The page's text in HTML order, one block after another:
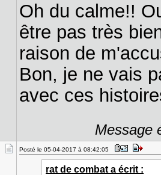
Oh du calme!!
être pas très
raison de
Bon, je ne vais
avec ces
Message
Posté le 05-04-2017 à 08:42:05
rat de combat a écrit :